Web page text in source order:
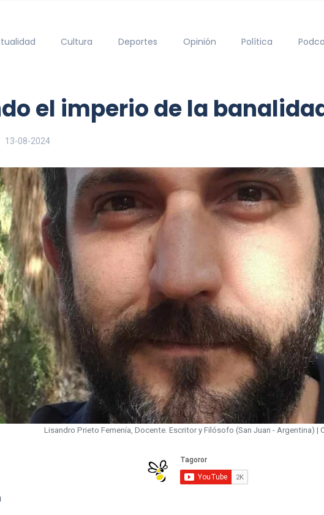
Cultura Deportes Opinión Política
el imperio de la
13-08-2024
Lisandro Prieto Femenía, Docente. Escritor y Filósofo (San Juan - Argentina) |